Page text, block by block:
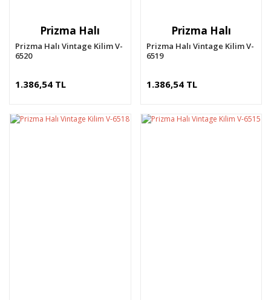
Prizma Halı
Prizma Halı Vintage Kilim V-
6520
1.386,54 TL
Prizma Halı
Prizma Halı Vintage Kilim V-
6519
1.386,54 TL